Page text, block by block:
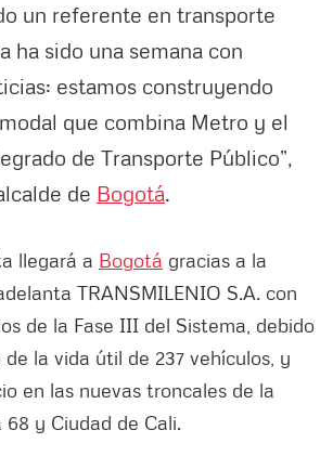
un referente en transporte
ha sido una semana con
estamos construyendo
que combina Metro y el
de Transporte Público”,
de Bogotá.
llegará a Bogotá gracias a la
TRANSMILENIO S.A. con
de la Fase III del Sistema, debido
la vida útil de 237 vehículos, y
en las nuevas troncales de la
68 y Ciudad de Cali.